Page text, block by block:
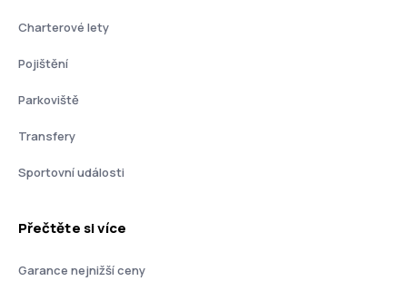
Charterové lety
Pojištění
Parkoviště
Transfery
Sportovní události
Přečtěte si více
Garance nejnižší ceny